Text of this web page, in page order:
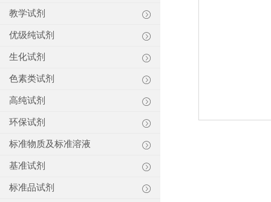
教学试剂
优级纯试剂
生化试剂
色素类试剂
高纯试剂
环保试剂
标准物质及标准溶液
基准试剂
标准品试剂